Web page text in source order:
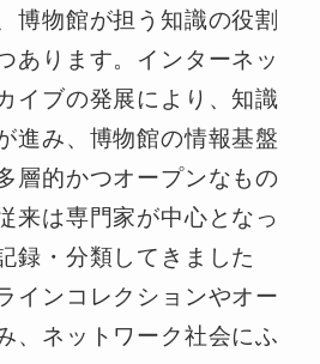
博物館が担う知識の役割
あります。インターネッ
イブの発展により、知識
進み、博物館の情報基盤
層的かつオープンなもの
来は専門家が中心となっ
録・分類してきました
インコレクションやオー
、ネットワーク社会にふ